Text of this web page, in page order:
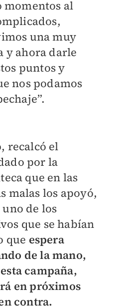
al
una muy
y ahora darle
puntos y
nos podamos
recalcó el
por la
que en las
malas los apoyó,
uno de los
que se habían
que espera
de la mano,
campaña,
en próximos
contra.